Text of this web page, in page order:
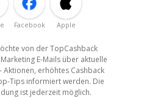
Facebook Apple
von der TopCashback
E-Mails über aktuelle
Aktionen, erhöhtes Cashback
Tips informiert werden. Die
ist jederzeit möglich.